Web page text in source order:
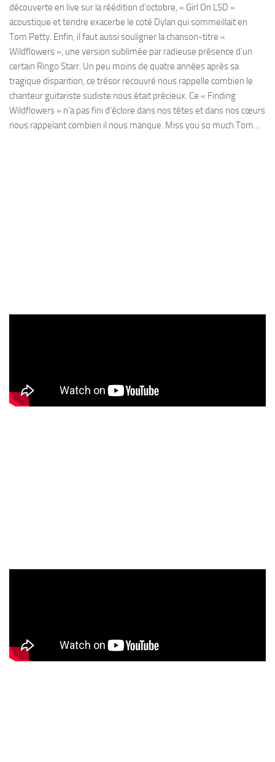
découverte en live sur la réédition d’octobre, « Girl On LSD »
acoustique et tendre exacerbe le coté Dylan qui sommeillait en
Tom Petty. Enfin, il faut aussi souligner la chanson-titre «
Wildflowers », une version sublimée par radieuse présence d’un
certain Ringo Starr. Un peu moins de quatre années après sa
tragique disparition, ce trésor recouvré nous rappelle combien le
chanteur guitariste sudiste nous était précieux. Ce « Finding
Wildflowers » n’a pas fini d’éclore dans nos têtes et dans nos cœurs
nous rappelant combien il nous manque. Miss you so much Tom…